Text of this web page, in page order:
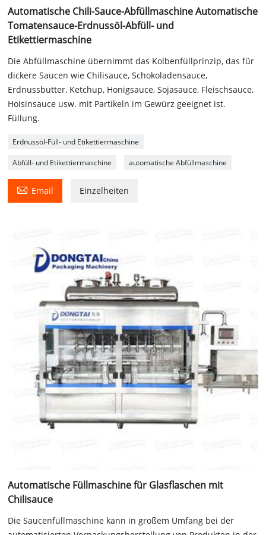
Automatische Chili-Sauce-Abfüllmaschine Automatische
Tomatensauce-Erdnussöl-Abfüll- und
Etikettiermaschine
Die Abfüllmaschine übernimmt das Kolbenfüllprinzip, das für
dickere Saucen wie Chilisauce, Schokoladensauce,
Erdnussbutter, Ketchup, Honigsauce, Sojasauce, Fleischsauce,
Hoisinsauce usw. mit Partikeln im Gewürz geeignet ist.
Füllung.
Erdnussöl-Füll- und Etikettiermaschine
Abfüll- und Etikettiermaschine automatische Abfüllmaschine
 Email Einzelheiten
Automatische Füllmaschine für Glasflaschen mit
Chilisauce
Die Saucenfüllmaschine kann in großem Umfang bei der